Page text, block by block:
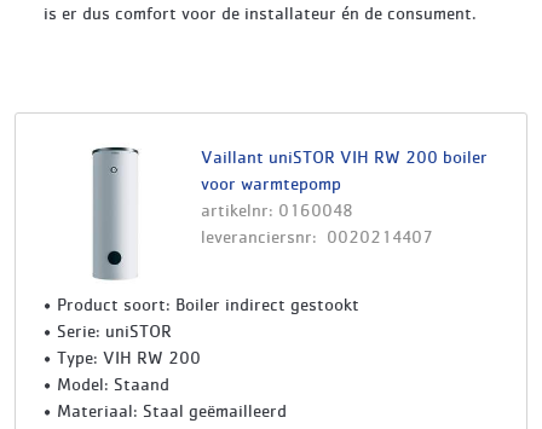
is er dus comfort voor de installateur én de consument.
Vaillant uniSTOR VIH RW 200 boiler
voor warmtepomp
artikelnr: 0160048
leveranciersnr: 0020214407
Product soort: Boiler indirect gestookt
Serie: uniSTOR
Type: VIH RW 200
Model: Staand
Materiaal: Staal geëmailleerd